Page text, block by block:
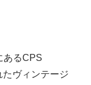
あるCPS
ヴィンテージ